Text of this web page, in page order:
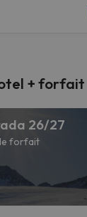
+ forfait
26/27
forfait